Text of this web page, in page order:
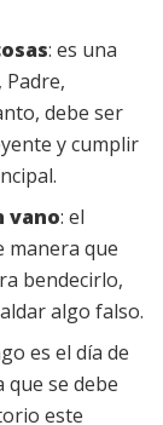
: es una
debe ser
y cumplir
vano: el
manera que
bendecirlo,
algo falso.
es el día de
que se debe
este